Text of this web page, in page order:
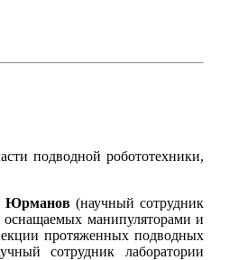
подводной робототехники,
Юрманов(научный сотрудник
манипуляторами и
протяженных подводных
сотрудник лаборатории